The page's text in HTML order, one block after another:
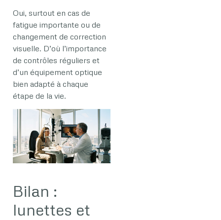
Oui, surtout en cas de
fatigue importante ou de
changement de correction
visuelle. D’où l’importance
de contrôles réguliers et
d’un équipement optique
bien adapté à chaque
étape de la vie.
Bilan :
lunettes et